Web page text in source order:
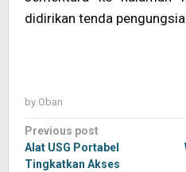
didirikan tenda
by Oban
Post
navigation
Previous post
Alat USG Portabel
Tingkatkan Akses